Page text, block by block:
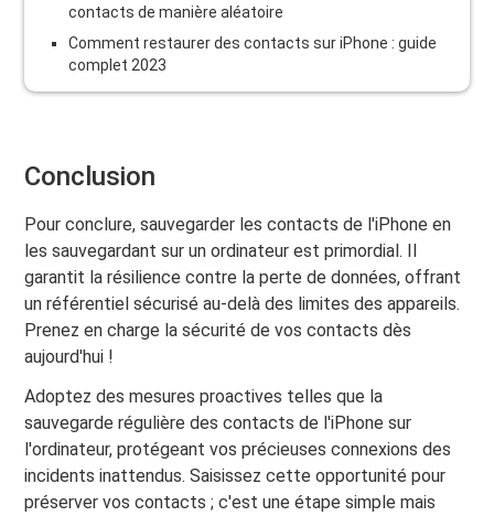
contacts de manière aléatoire
Comment restaurer des contacts sur iPhone : guide
complet 2023
Conclusion
Pour conclure, sauvegarder les contacts de l'iPhone en
les sauvegardant sur un ordinateur est primordial. Il
garantit la résilience contre la perte de données, offrant
un référentiel sécurisé au-delà des limites des appareils.
Prenez en charge la sécurité de vos contacts dès
aujourd'hui !
Adoptez des mesures proactives telles que la
sauvegarde régulière des contacts de l'iPhone sur
l'ordinateur, protégeant vos précieuses connexions des
incidents inattendus. Saisissez cette opportunité pour
préserver vos contacts ; c'est une étape simple mais